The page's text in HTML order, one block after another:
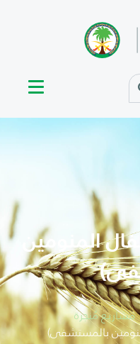
المنومين
مشاريع مُنجزة
بالمستشفى)